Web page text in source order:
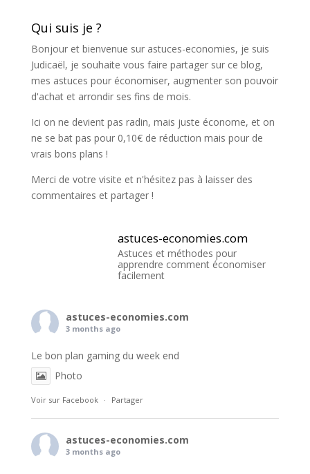
Qui suis je ?
Bonjour et bienvenue sur astuces-economies, je suis
Judicaël, je souhaite vous faire partager sur ce blog,
mes astuces pour économiser, augmenter son pouvoir
d'achat et arrondir ses fins de mois.
Ici on ne devient pas radin, mais juste économe, et on
ne se bat pas pour 0,10€ de réduction mais pour de
vrais bons plans !
Merci de votre visite et n'hésitez pas à laisser des
commentaires et partager !
astuces-economies.com
Astuces et méthodes pour
apprendre comment économiser
facilement
astuces-economies.com
3 months ago
Le bon plan gaming du week end
Photo
Voir sur Facebook · Partager
astuces-economies.com
3 months ago